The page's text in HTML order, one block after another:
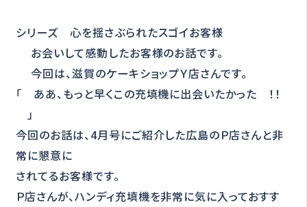
シリーズ 心を揺さぶられたスゴイお客様
お会いして感動したお客様のお話です。
今回は、滋賀のケーキショップＹ店さんです。
「 ああ、もっと早くこの充填機に出会いたかった ！！
」
今回のお話は、4月号にご紹介した広島のＰ店さんと非
常に懇意に
されてるお客様です。
Ｐ店さんが、ハンディ充填機を非常に気に入っておすす